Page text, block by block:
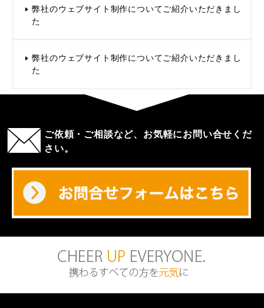
弊社のウェブサイト制作についてご紹介いただきまし
た
弊社のウェブサイト制作についてご紹介いただきまし
た
ご依頼・ご相談など、お気軽にお問い合せくだ
さい。